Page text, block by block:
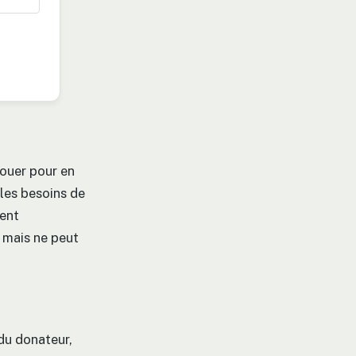
pour en
besoins de
ne peut
donateur,